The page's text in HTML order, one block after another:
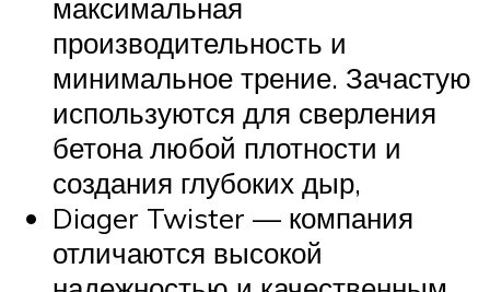
максимальная
производительность и
минимальное трение. Зачастую
используются для сверления
бетона любой плотности и
создания глубоких дыр,
Diager Twister — компания
отличаются высокой